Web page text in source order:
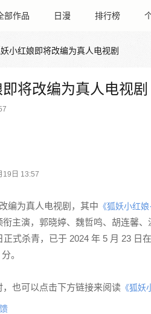
部作品 日漫 排行榜
小红娘即将改编为真人电视剧
将改编为真人电视剧
19日 13:57
编为真人电视剧，其中 《狐妖小红娘
主演，郭晓婷、魏哲鸣、胡连馨、
正式杀青，已于 2024 年 5 月 23 日
。
也可以点击下方链接来阅读 《狐妖